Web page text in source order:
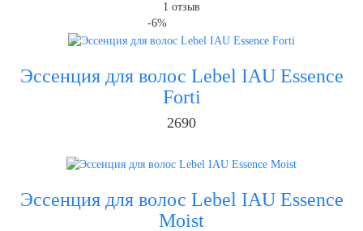
1 отзыв
-6%
Эссенция для волос Lebel IAU Essence
Forti
2690
Эссенция для волос Lebel IAU Essence
Moist